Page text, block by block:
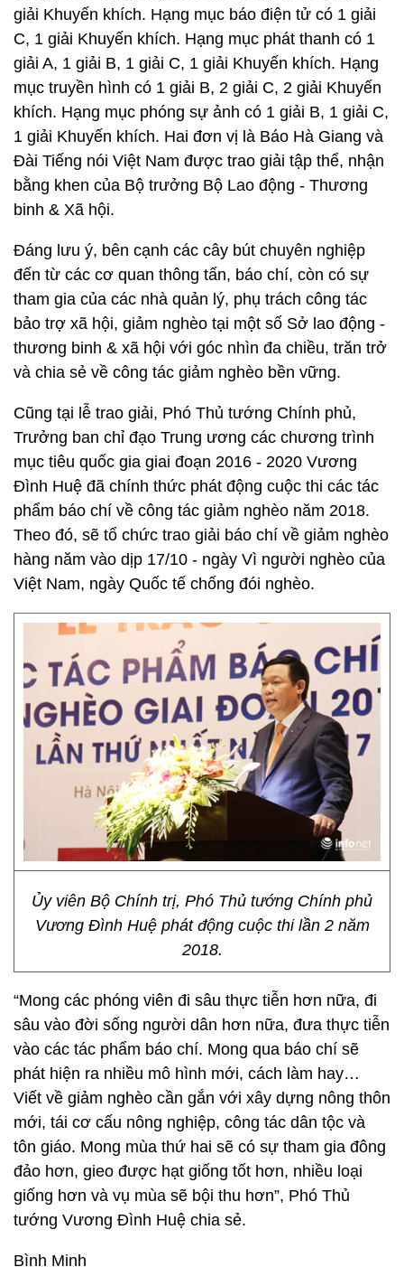
giải Khuyến khích. Hạng mục báo điện tử có 1 giải
C, 1 giải Khuyến khích. Hạng mục phát thanh có 1
giải A, 1 giải B, 1 giải C, 1 giải Khuyến khích. Hạng
mục truyền hình có 1 giải B, 2 giải C, 2 giải Khuyến
khích. Hạng mục phóng sự ảnh có 1 giải B, 1 giải C,
1 giải Khuyến khích. Hai đơn vị là Báo Hà Giang và
Đài Tiếng nói Việt Nam được trao giải tập thể, nhận
bằng khen của Bộ trưởng Bộ Lao động - Thương
binh & Xã hội.
Đáng lưu ý, bên cạnh các cây bút chuyên nghiệp
đến từ các cơ quan thông tấn, báo chí, còn có sự
tham gia của các nhà quản lý, phụ trách công tác
bảo trợ xã hội, giảm nghèo tại một số Sở lao động -
thương binh & xã hội với góc nhìn đa chiều, trăn trở
và chia sẻ về công tác giảm nghèo bền vững.
Cũng tại lễ trao giải, Phó Thủ tướng Chính phủ,
Trưởng ban chỉ đạo Trung ương các chương trình
mục tiêu quốc gia giai đoạn 2016 - 2020 Vương
Đình Huệ đã chính thức phát động cuộc thi các tác
phẩm báo chí về công tác giảm nghèo năm 2018.
Theo đó, sẽ tổ chức trao giải báo chí về giảm nghèo
hàng năm vào dịp 17/10 - ngày Vì người nghèo của
Việt Nam, ngày Quốc tế chống đói nghèo.
Ủy viên Bộ Chính trị, Phó Thủ tướng Chính phủ
Vương Đình Huệ phát động cuộc thi lần 2 năm
2018.
“Mong các phóng viên đi sâu thực tiễn hơn nữa, đi
sâu vào đời sống người dân hơn nữa, đưa thực tiễn
vào các tác phẩm báo chí. Mong qua báo chí sẽ
phát hiện ra nhiều mô hình mới, cách làm hay…
Viết về giảm nghèo cần gắn với xây dựng nông thôn
mới, tái cơ cấu nông nghiệp, công tác dân tộc và
tôn giáo. Mong mùa thứ hai sẽ có sự tham gia đông
đảo hơn, gieo được hạt giống tốt hơn, nhiều loại
giống hơn và vụ mùa sẽ bội thu hơn”, Phó Thủ
tướng Vương Đình Huệ chia sẻ.
Bình Minh